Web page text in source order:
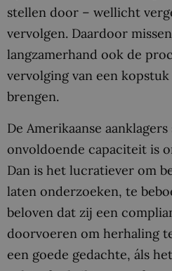
stellen door – wellicht
vervolgen. Daardoor
langzamerhand ook de
vervolging van een
brengen.
De Amerikaanse
onvoldoende capaciteit is
Dan is het lucratiever om
laten onderzoeken, te
beloven dat zij een
doorvoeren om herhaling
een goede gedachte, áls